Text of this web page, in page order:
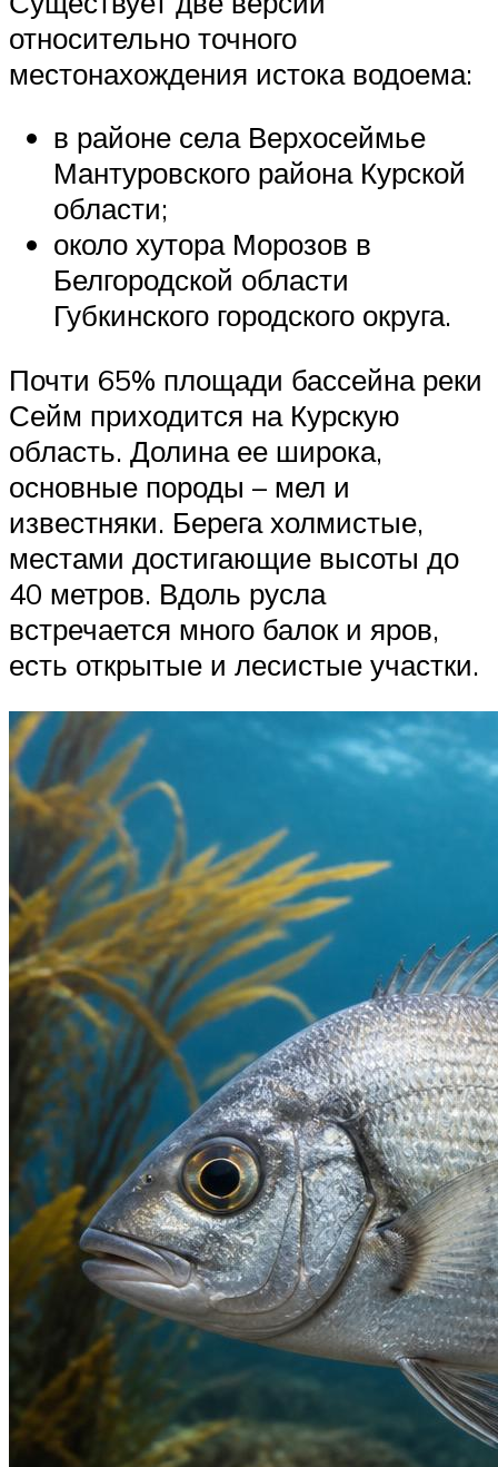
относительно точного
местонахождения истока водоема:
в районе села Верхосеймье
Мантуровского района Курской
области;
около хутора Морозов в
Белгородской области
Губкинского городского округа.
Почти 65% площади бассейна реки
Сейм приходится на Курскую
область. Долина ее широка,
основные породы – мел и
известняки. Берега холмистые,
местами достигающие высоты до
40 метров. Вдоль русла
встречается много балок и яров,
есть открытые и лесистые участки.